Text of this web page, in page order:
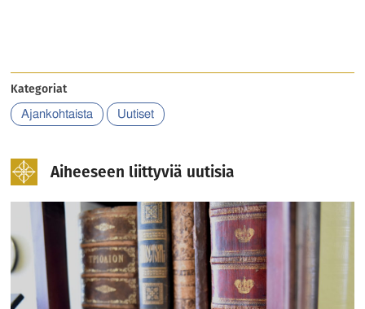
Kategoriat
Ajankohtaista Uutiset
Aiheeseen liittyviä uutisia